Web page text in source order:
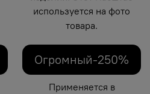
используется на фото
товара.
Огромный-250%
Применяется в